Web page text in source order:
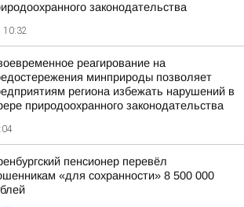
законодательства
10:32
реагирование на
минприроды позволяет
региона избежать нарушений в
природоохранного законодательства
пенсионер перевёл
«для сохранности» 8 500 000